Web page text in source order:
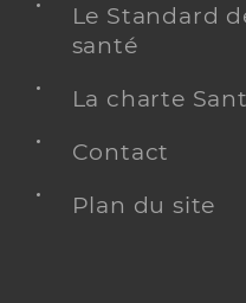
Le Standard
santé
La charte
Contact
Plan du site